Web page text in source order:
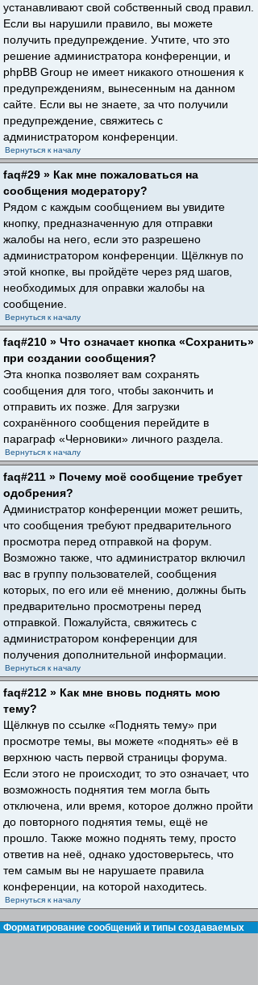
устанавливают свой собственный свод правил.
Если вы нарушили правило, вы можете
получить предупреждение. Учтите, что это
решение администратора конференции, и
phpBB Group не имеет никакого отношения к
предупреждениям, вынесенным на данном
сайте. Если вы не знаете, за что получили
предупреждение, свяжитесь с
администратором конференции.
Вернуться к началу
faq#29 » Как мне пожаловаться на
сообщения модератору?
Рядом с каждым сообщением вы увидите
кнопку, предназначенную для отправки
жалобы на него, если это разрешено
администратором конференции. Щёлкнув по
этой кнопке, вы пройдёте через ряд шагов,
необходимых для оправки жалобы на
сообщение.
Вернуться к началу
faq#210 » Что означает кнопка «Сохранить»
при создании сообщения?
Эта кнопка позволяет вам сохранять
сообщения для того, чтобы закончить и
отправить их позже. Для загрузки
сохранённого сообщения перейдите в
параграф «Черновики» личного раздела.
Вернуться к началу
faq#211 » Почему моё сообщение требует
одобрения?
Администратор конференции может решить,
что сообщения требуют предварительного
просмотра перед отправкой на форум.
Возможно также, что администратор включил
вас в группу пользователей, сообщения
которых, по его или её мнению, должны быть
предварительно просмотрены перед
отправкой. Пожалуйста, свяжитесь с
администратором конференции для
получения дополнительной информации.
Вернуться к началу
faq#212 » Как мне вновь поднять мою
тему?
Щёлкнув по ссылке «Поднять тему» при
просмотре темы, вы можете «поднять» её в
верхнюю часть первой страницы форума.
Если этого не происходит, то это означает, что
возможность поднятия тем могла быть
отключена, или время, которое должно пройти
до повторного поднятия темы, ещё не
прошло. Также можно поднять тему, просто
ответив на неё, однако удостоверьтесь, что
тем самым вы не нарушаете правила
конференции, на которой находитесь.
Вернуться к началу
Форматирование сообщений и типы создаваемых